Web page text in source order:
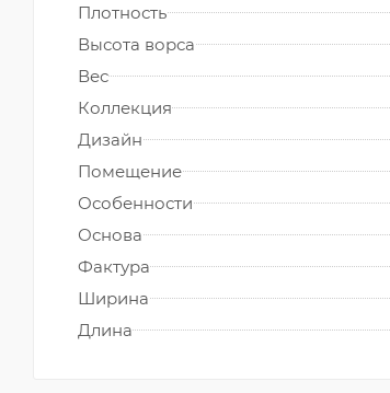
Плотность
Высота ворса
Вес
Коллекция
Дизайн
Помещение
Особенности
Основа
Фактура
Ширина
Длина